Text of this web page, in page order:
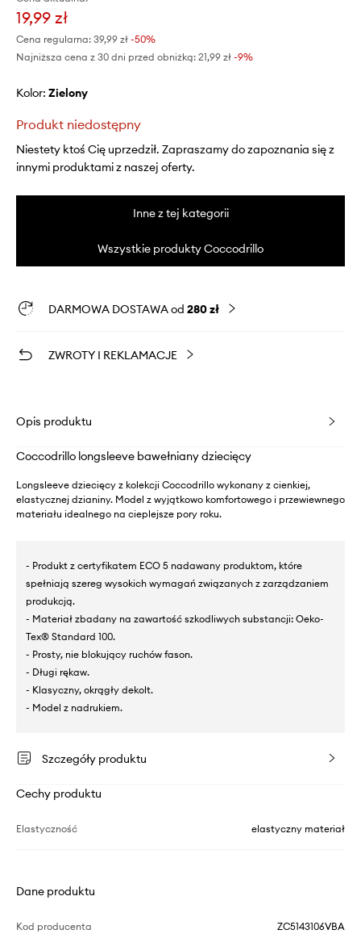
19,99 zł
Cena regularna: 39,99 zł -50%
Najniższa cena z 30 dni przed obniżką: 21,99 zł -9%
Kolor: zielony
Produkt niedostępny
Niestety ktoś Cię uprzedził. Zapraszamy do zapoznania się z
innymi produktami z naszej oferty.
Inne z tej kategorii
Wszystkie produkty Coccodrillo
DARMOWA DOSTAWA od 280 zł
ZWROTY I REKLAMACJE
Opis produktu
Coccodrillo longsleeve bawełniany dziecięcy
Longsleeve dziecięcy z kolekcji Coccodrillo wykonany z cienkiej,
elastycznej dzianiny. Model z wyjątkowo komfortowego i przewiewnego
materiału idealnego na cieplejsze pory roku.
- Produkt z certyfikatem ECO 5 nadawany produktom, które
spełniają szereg wysokich wymagań związanych z zarządzaniem
produkcją.
- Materiał zbadany na zawartość szkodliwych substancji: Oeko-
Tex® Standard 100.
- Prosty, nie blokujący ruchów fason.
- Długi rękaw.
- Klasyczny, okrągły dekolt.
- Model z nadrukiem.
Szczegóły produktu
Cechy produktu
Elastyczność elastyczny materiał
Dane produktu
Kod producenta ZC5143106VBA